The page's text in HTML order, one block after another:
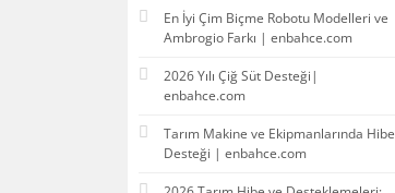
En İyi Çim Biçme Robotu Modelleri ve
Ambrogio Farkı | enbahce.com
2026 Yılı Çiğ Süt Desteği|
enbahce.com
Tarım Makine ve Ekipmanlarında Hibe
Desteği | enbahce.com